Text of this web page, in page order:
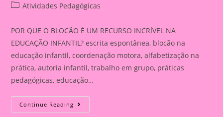
author:
published:
PostAtividades Pedagógicas
POR QUE O BLOCÃO É UM RECURSO INCRÍVEL NA
EDUCAÇÃO INFANTIL? escrita espontânea, blocão na
educação infantil, coordenação motora, alfabetização na
prática, autoria infantil, trabalho em grupo, práticas
pedagógicas, educação…
Continue Reading POR
QUE